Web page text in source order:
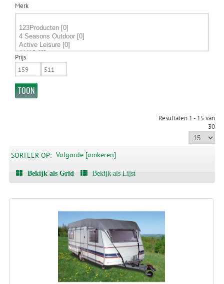
Merk
Prijs
Resultaten 1 - 15 van
30
SORTEER OP: Volgorde [omkeren]
Bekijk als Grid Bekijk als Lijst